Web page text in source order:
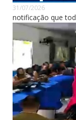
31/07/2026
notificação que